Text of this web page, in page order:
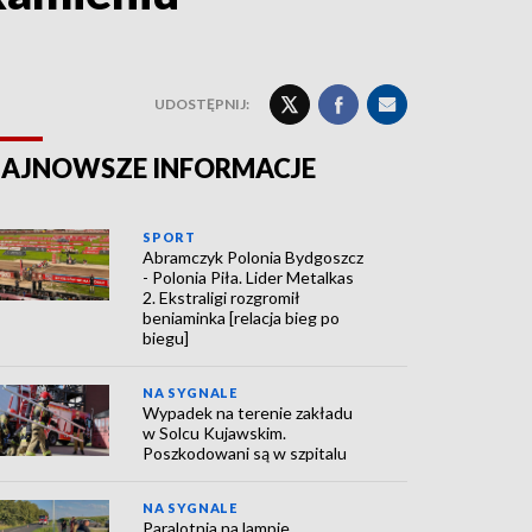
UDOSTĘPNIJ:
INFORMACJE
SPORT
Abramczyk Polonia Bydgoszcz
- Polonia Piła. Lider Metalkas
2. Ekstraligi rozgromił
beniaminka [relacja bieg po
biegu]
NA SYGNALE
Wypadek na terenie zakładu
w Solcu Kujawskim.
Poszkodowani są w szpitalu
NA SYGNALE
Paralotnia na lampie.